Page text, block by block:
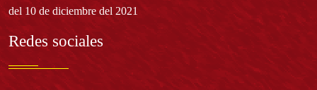
del 10 de diciembre del 2021
Redes sociales